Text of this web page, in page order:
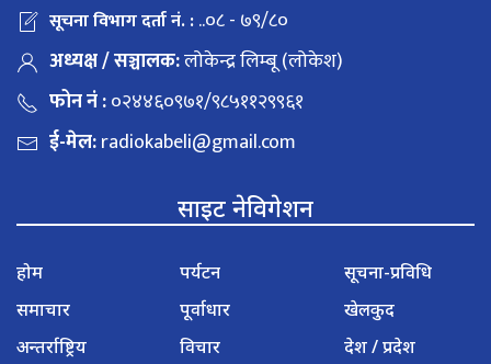
सूचना विभाग दर्ता नं. :..०८ - ७९/८०
अध्यक्ष / सञ्चालक:लोकेन्द्र लिम्बू (लोकेश)
फोन नं :०२४४६०९७१/९८५११२९९६१
ई-मेल:radiokabeli@gmail.com
साइट नेविगेशन
होम
समाचार
अन्तर्राष्ट्रिय
पर्यटन
पूर्वाधार
विचार
सूचना-प्रविधि
खेलकुद
देश / प्रदेश